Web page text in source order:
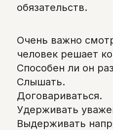
обязательств.
Очень важно
человек решает
Способен ли он
Слышать.
Договариваться.
Удерживать
Выдерживать